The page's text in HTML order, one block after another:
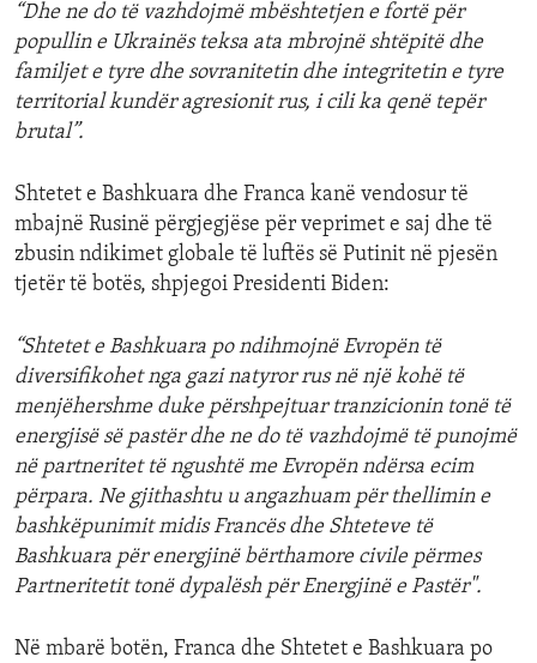
“Dhe ne do të vazhdojmë mbështetjen e fortë për
popullin e Ukrainës teksa ata mbrojnë shtëpitë dhe
familjet e tyre dhe sovranitetin dhe integritetin e tyre
territorial kundër agresionit rus, i cili ka qenë tepër
brutal”.
Shtetet e Bashkuara dhe Franca kanë vendosur të
mbajnë Rusinë përgjegjëse për veprimet e saj dhe të
zbusin ndikimet globale të luftës së Putinit në pjesën
tjetër të botës, shpjegoi Presidenti Biden:
“Shtetet e Bashkuara po ndihmojnë Evropën të
diversifikohet nga gazi natyror rus në një kohë të
menjëhershme duke përshpejtuar tranzicionin tonë të
energjisë së pastër dhe ne do të vazhdojmë të punojmë
në partneritet të ngushtë me Evropën ndërsa ecim
përpara. Ne gjithashtu u angazhuam për thellimin e
bashkëpunimit midis Francës dhe Shteteve të
Bashkuara për energjinë bërthamore civile përmes
Partneritetit tonë dypalësh për Energjinë e Pastër".
Në mbarë botën, Franca dhe Shtetet e Bashkuara po